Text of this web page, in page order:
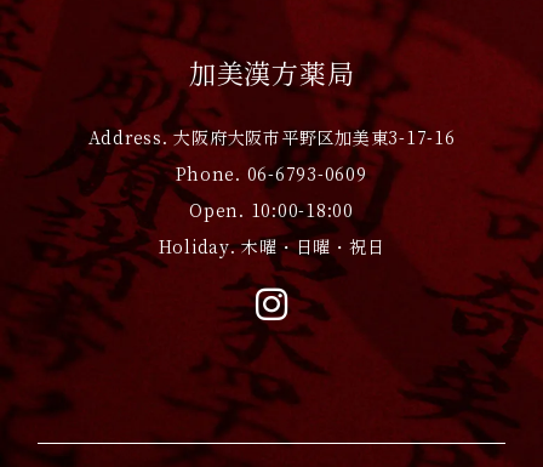
加美漢方薬局
Address. 大阪府大阪市平野区加美東3-17-16
Phone. 06-6793-0609
Open. 10:00-18:00
Holiday. 木曜・日曜・祝日